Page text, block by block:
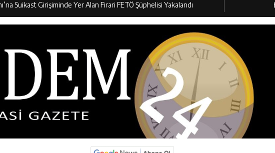
Suikast Girişiminde Yer Alan Firari FETÖ Şüphelisi Yakalandı
Sohbetleri”ne Konuk Oldu